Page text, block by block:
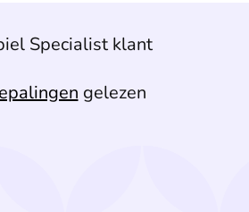
Specialist klant
gelezen